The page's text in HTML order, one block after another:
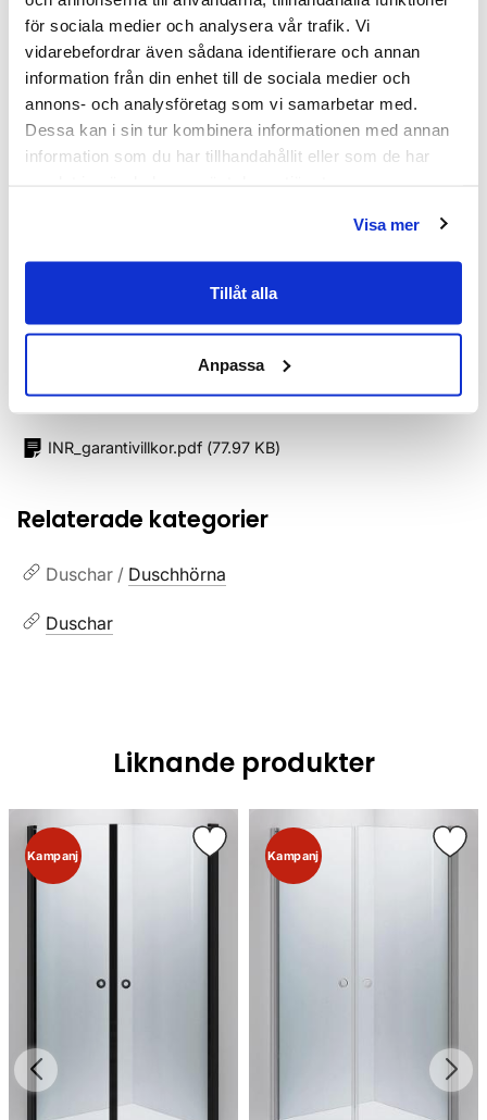
för sociala medier och analysera vår trafik. Vi
vidarebefordrar även sådana identifierare och annan
information från din enhet till de sociala medier och
annons- och analysföretag som vi samarbetar med.
Dessa kan i sin tur kombinera informationen med annan
information som du har tillhandahållit eller som de har
Visa mer
Tillåt alla
Anpassa
Produkttyp Hörndusch
Serie Linc
Tjocklek 6
Utförande Mattsvarta profiler
SKU:
EAN / GTIN: 7392102029724
Dokument
INR_garantivillkor.pdf (77.97 KB)
Relaterade kategorier
Duschar / Duschhörna
Duschar
Liknande produkter
Kampanj Kampanj